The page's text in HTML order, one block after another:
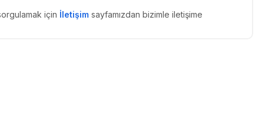
için İletişim sayfamızdan bizimle iletişime